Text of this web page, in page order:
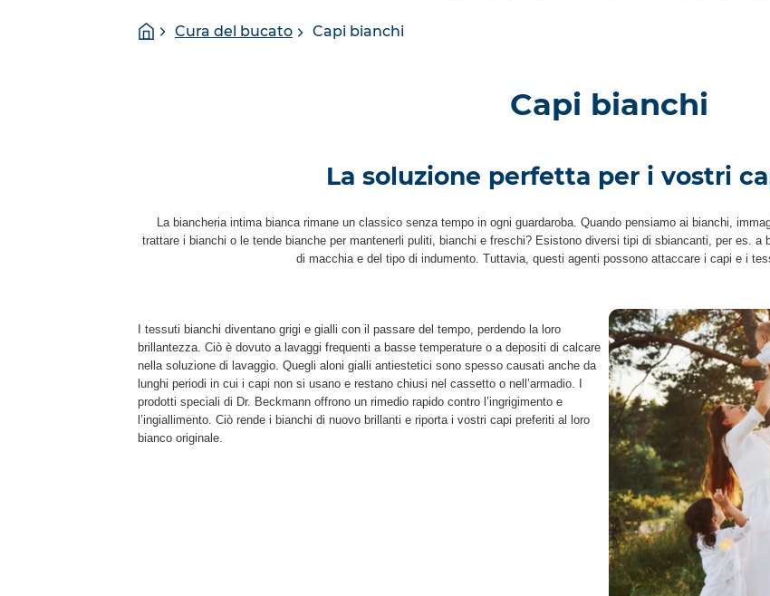
You
are
Homepage
Cura del bucato Capi bianchi
Capi bianchi
La soluzione perfetta per i vostri
La biancheria intima bianca rimane un classico senza tempo in ogni guardaroba. Quando pensiamo ai bianchi,
trattare i bianchi o le tende bianche per mantenerli puliti, bianchi e freschi? Esistono diversi tipi di sbiancanti, per es.
di macchia e del tipo di indumento. Tuttavia, questi agenti possono attaccare i capi e i
I tessuti bianchi diventano grigi e gialli con il passare del tempo, perdendo la loro
brillantezza. Ciò è dovuto a lavaggi frequenti a basse temperature o a depositi di calcare
nella soluzione di lavaggio. Quegli aloni gialli antiestetici sono spesso causati anche da
lunghi periodi in cui i capi non si usano e restano chiusi nel cassetto o nell’armadio. I
prodotti speciali di Dr. Beckmann offrono un rimedio rapido contro l’ingrigimento e
l’ingiallimento. Ciò rende i bianchi di nuovo brillanti e riporta i vostri capi preferiti al loro
bianco originale.